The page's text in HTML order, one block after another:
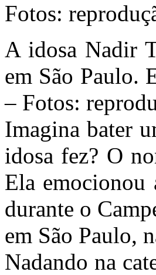
Fotos:
A idosa Nadir
em São Paulo.
– Fotos:
Imagina bater
idosa fez? O
Ela emocionou
durante o
em São Paulo,
Nadando na